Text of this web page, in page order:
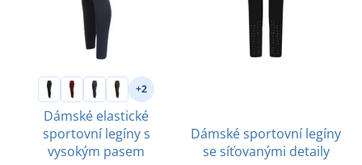
+2
Dámské elastické
sportovní legíny s
vysokým pasem
Dámské sportovní legíny
se síťovanými detaily